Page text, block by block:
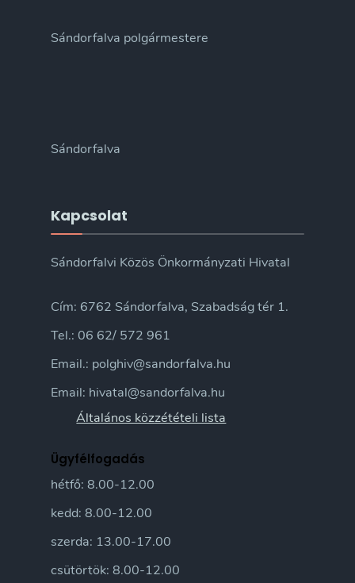
Sándorfalva polgármestere
Sándorfalva
Kapcsolat
Sándorfalvi Közös Önkormányzati Hivatal
Cím: 6762 Sándorfalva, Szabadság tér 1.
Tel.: 06 62/ 572 961
Email.: polghiv@sandorfalva.hu
Email: hivatal@sandorfalva.hu
Általános közzétételi lista
Ügyfélfogadás
hétfő: 8.00-12.00
kedd: 8.00-12.00
szerda: 13.00-17.00
csütörtök: 8.00-12.00